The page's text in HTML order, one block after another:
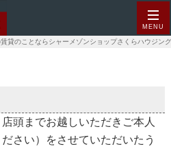
MENU
貸のことならシャーメゾンショップさくらハウジング
頭までお越しいただきご本人
さい）をさせていただいたう